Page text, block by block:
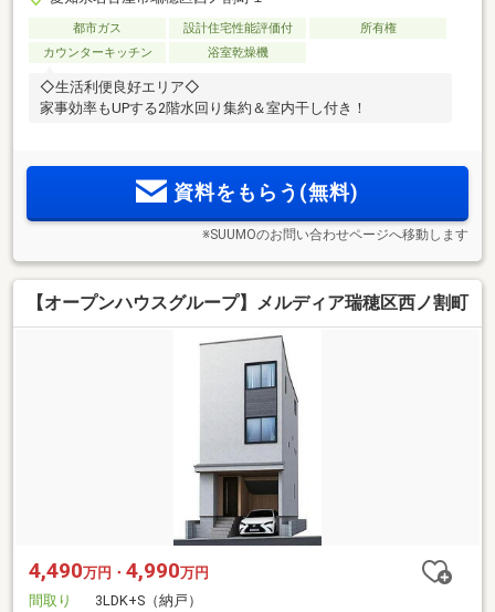
都市ガス 設計住宅性能評価付
所有権
カウンターキッチン
浴室乾燥機
◇生活利便良好エリア◇
家事効率もUPする2階水回り集約＆室内干し付き！
資料をもらう(無料)
※SUUMOのお問い合わせページへ移動します
【オープンハウスグループ】メルディア瑞穂区西ノ割町
4,490万円・ 4,990万円
間取り
3LDK+S（納戸）